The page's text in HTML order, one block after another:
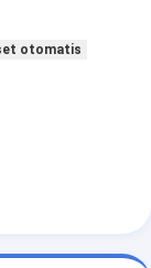
otomatis